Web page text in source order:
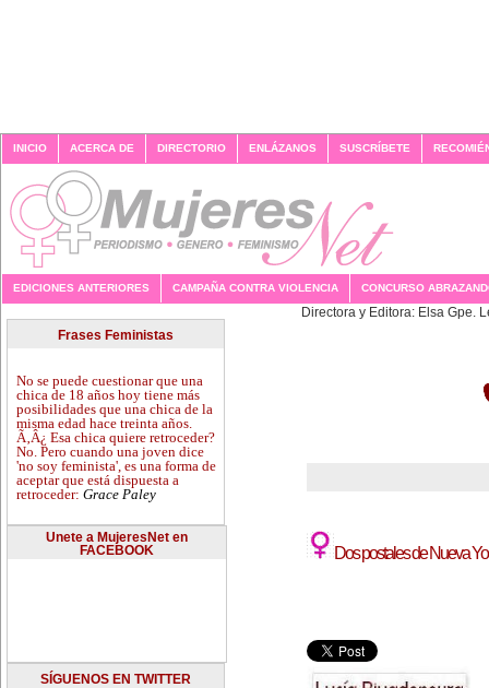
INICIO ACERCA DE DIRECTORIO ENLÁZANOS SUSCRÍBETE
EDICIONES ANTERIORES CAMPAÑA CONTRA VIOLENCIA CONCURSO
Directora y
Frases Feministas
No se puede cuestionar que una
chica de 18 años hoy tiene más
posibilidades que una chica de la
misma edad hace treinta años.
Ã‚Â¿ Esa chica quiere retroceder?
No. Pero cuando una joven dice
'no soy feminista', es una forma de
aceptar que está dispuesta a
retroceder: Grace Paley
Unete a MujeresNet en
FACEBOOK
SÍGUENOS EN TWITTER
Dos postales de Nueva